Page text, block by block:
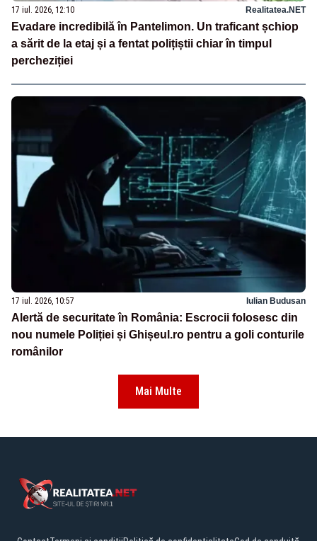
17 iul. 2026, 12:10 Realitatea.NET
Evadare incredibilă în Pantelimon. Un traficant șchiop
a sărit de la etaj și a fentat polițiștii chiar în timpul
percheziției
17 iul. 2026, 10:57 Iulian Budusan
Alertă de securitate în România: Escrocii folosesc din
nou numele Poliției și Ghișeul.ro pentru a goli conturile
românilor
Mai Multe